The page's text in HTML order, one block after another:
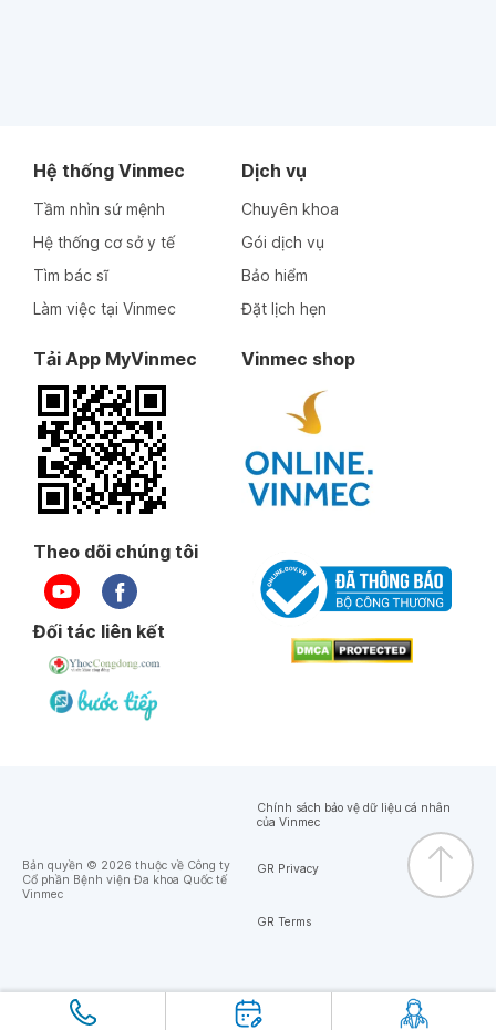
Hệ thống Vinmec
Tầm nhìn sứ mệnh
Hệ thống cơ sở y tế
Tìm bác sĩ
Làm việc tại Vinmec
Dịch vụ
Chuyên khoa
Gói dịch vụ
Bảo hiểm
Đặt lịch hẹn
Tải App MyVinmec Vinmec shop
Theo dõi chúng tôi
Đối tác liên kết
Bản quyền © 2026 thuộc về Công ty
Cổ phần Bệnh viện Đa khoa Quốc tế
Vinmec
Chính sách bảo vệ dữ liệu cá nhân
của Vinmec
GR Privacy
GR Terms